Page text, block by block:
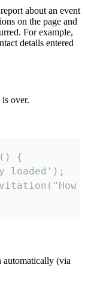
about an event
on the page and
For example,
details entered
over.
{
loaded');
automatically (via